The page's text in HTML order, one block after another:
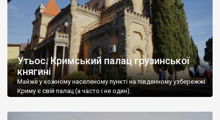
Утьос. Кримський палац грузинської
княгині
Майже у кожному населеному пункті на південному узбережжі
Криму є свій палац (а часто і не один).